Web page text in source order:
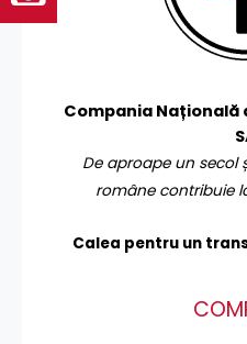
Compania Națională
De aproape un secol
române contribuie
Calea pentru un